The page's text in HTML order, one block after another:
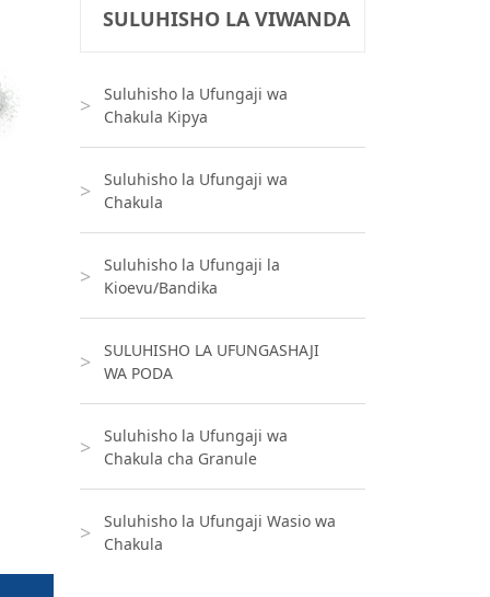
SULUHISHO LA VIWANDA
Suluhisho la Ufungaji wa
Chakula Kipya
Suluhisho la Ufungaji wa
Chakula
Suluhisho la Ufungaji la
Kioevu/Bandika
SULUHISHO LA UFUNGASHAJI
WA PODA
Suluhisho la Ufungaji wa
Chakula cha Granule
Suluhisho la Ufungaji Wasio wa
Chakula